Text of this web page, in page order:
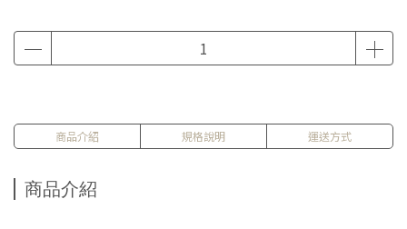
商品介紹 規格說明 運送方式
商品介紹